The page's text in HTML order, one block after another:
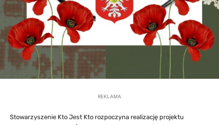
REKLAMA
Stowarzyszenie Kto Jest Kto rozpoczyna realizację projektu